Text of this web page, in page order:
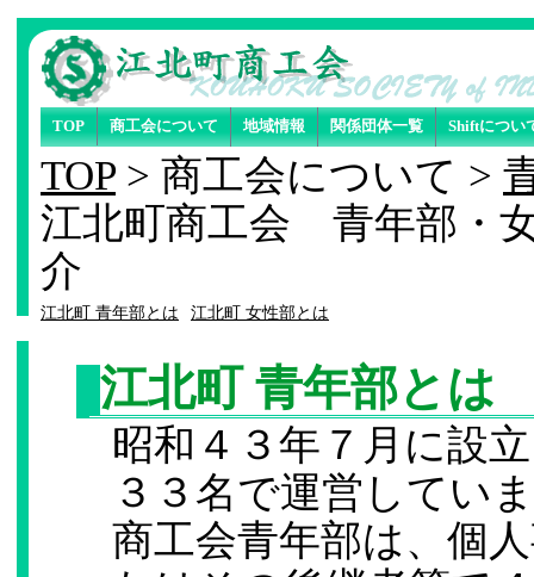
TOP 商工会について 地域情報 関係団体一覧 Shiftについ
TOP > 商工会について >
江北町商工会 青年部・
介
江北町 青年部とは 江北町 女性部とは
江北町 青年部とは
昭和４３年７月に設
３３名で運営してい
商工会青年部は、個